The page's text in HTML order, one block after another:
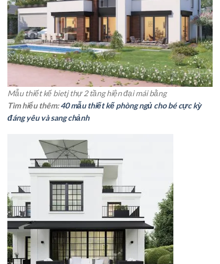
Mẫu thiết kế bietj thự 2 tầng hiện đại mái bằng
Tìm hiểu thêm:40 mẫu thiết kế phòng ngủ cho bé cực kỳ
đáng yêu và sang chảnh